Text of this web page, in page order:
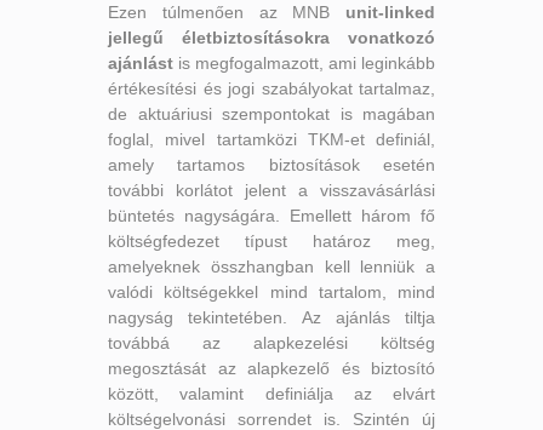
Ezen túlmenően az MNB unit-linked
jellegű életbiztosításokra vonatkozó
ajánlást is megfogalmazott, ami leginkább
értékesítési és jogi szabályokat tartalmaz,
de aktuáriusi szempontokat is magában
foglal, mivel tartamközi TKM-et definiál,
amely tartamos biztosítások esetén
további korlátot jelent a visszavásárlási
büntetés nagyságára. Emellett három fő
költségfedezet típust határoz meg,
amelyeknek összhangban kell lenniük a
valódi költségekkel mind tartalom, mind
nagyság tekintetében. Az ajánlás tiltja
továbbá az alapkezelési költség
megosztását az alapkezelő és biztosító
között, valamint definiálja az elvárt
költségelvonási sorrendet is. Szintén új